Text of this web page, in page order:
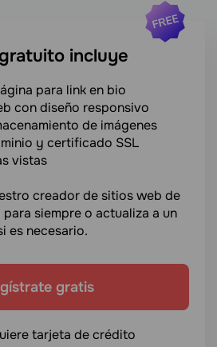
incluye
para link en bio
con diseño responsivo
de imágenes
y certificado SSL
vistas
creador de sitios web de
siempre o actualiza a un
es necesario.
gratis
tarjeta de crédito